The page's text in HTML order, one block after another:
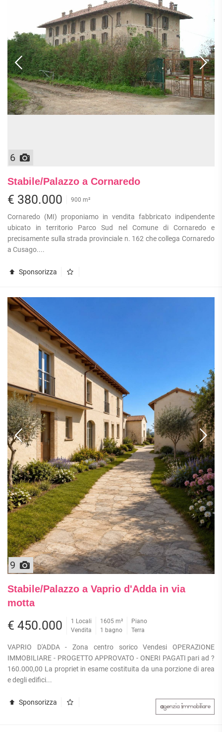
BILOCALI
TRILOCALI
QUADRILOCALI
ATTICI
CASE
INDIPENDENTI
VILLE
STANZE
RUSTICI E
LABORATORI
LOCALI
COMMERCIALI
MAGAZZINI
NEGOZI
UFFICI
ATTIVITÀ
COMMERCIALI
IN
APPARTAMENTI
ARREDATI
APPARTAMENTI
PIANO
TERRA
APPARTAMENTI
PIANO
ALTO
APPARTAMENTI
CON
ALLA
METROPOLITANA
SCHIERA
6
Stabile/Palazzo a Cornaredo
€ 380.000 900 m²
Cornaredo (MI) proponiamo in vendita fabbricato indipendente
ubicato in territorio Parco Sud nel Comune di Cornaredo e
precisamente sulla strada provinciale n. 162 che collega Cornaredo
a Cusago....
Sponsorizza
9
Stabile/Palazzo a Vaprio d'Adda in via
motta
€ 450.000
1 Locali
Vendita
1605 m²
1 bagno
Piano
Terra
VAPRIO D'ADDA - Zona centro sorico Vendesi OPERAZIONE
IMMOBILIARE - PROGETTO APPROVATO - ONERI PAGATI pari ad ?
160.000,00 La propriet in esame costituita da una porzione di area
e degli edifici...
Sponsorizza